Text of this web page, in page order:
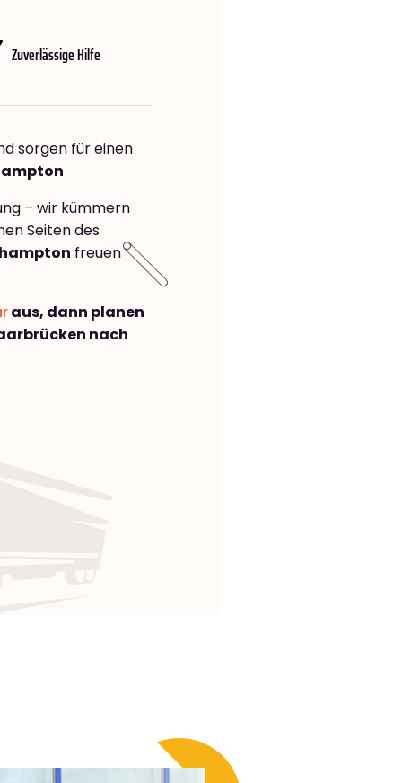
Zuverlässige Hilfe
sorgen für einen
– wir kümmern
Seiten des
freuen
aus, dann planen
nach